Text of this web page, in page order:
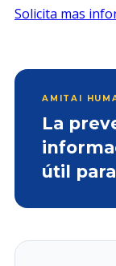
Solicita mas
AMITAI
La
útil